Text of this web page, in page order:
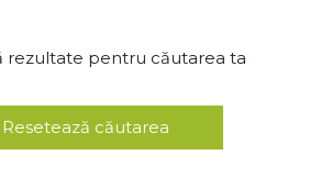
rezultate pentru căutarea ta
Resetează căutarea